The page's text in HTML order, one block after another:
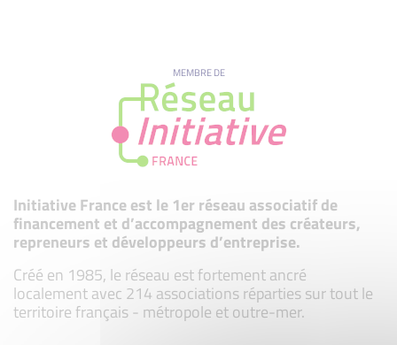
MEMBRE DE
Initiative France est le 1er réseau associatif de
financement et d’accompagnement des créateurs,
repreneurs et développeurs d’entreprise.
Créé en 1985, le réseau est fortement ancré
localement avec 214 associations réparties sur tout le
territoire français - métropole et outre-mer.